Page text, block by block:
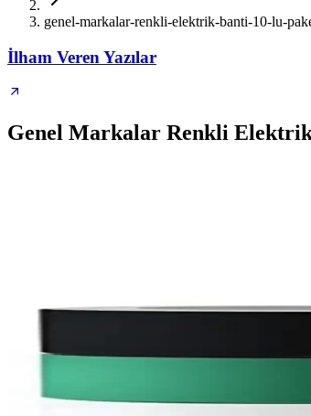
genel-markalar-renkli-elektrik-banti-10-lu-
İlham Veren Yazılar
Genel Markalar Renkli